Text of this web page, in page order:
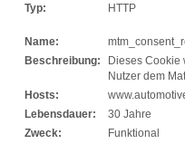
Typ:
HTTP
Name:
Beschreibung:
Dieses Cookie
Nutzer dem
Hosts:
Lebensdauer:
30 Jahre
Zweck:
Funktional